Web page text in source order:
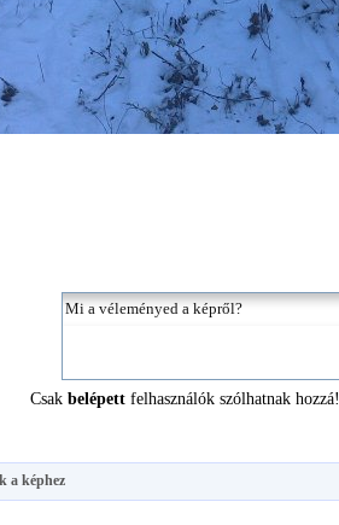
Csak belépett felhasználók szólhatnak hozzá!
a képhez